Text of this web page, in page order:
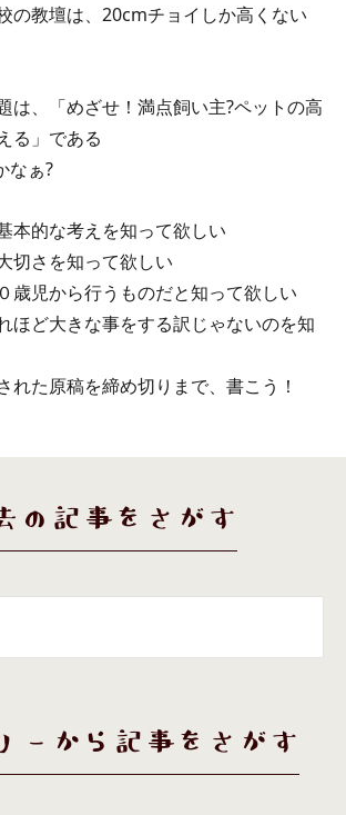
の教壇は、20cmチョイしか高くない
は、「めざせ！満点飼い主?ペットの高
る」である
なぁ?
本的な考えを知って欲しい
切さを知って欲しい
歳児から行うものだと知って欲しい
ど大きな事をする訳じゃないのを知
れた原稿を締め切りまで、書こう！
の記事をさがす
ーから記事をさがす